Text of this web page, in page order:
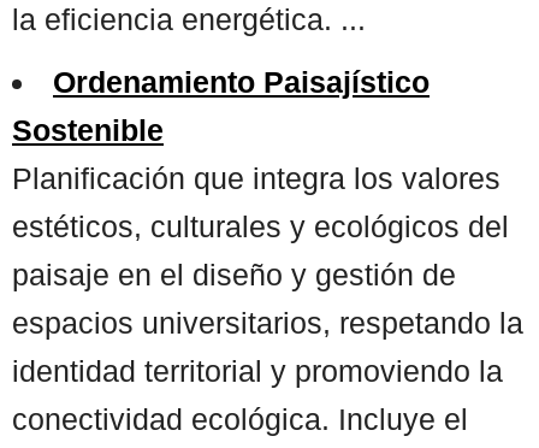
la eficiencia energética. ...
Ordenamiento Paisajístico
Sostenible
Planificación que integra los valores
estéticos, culturales y ecológicos del
paisaje en el diseño y gestión de
espacios universitarios, respetando la
identidad territorial y promoviendo la
conectividad ecológica. Incluye el